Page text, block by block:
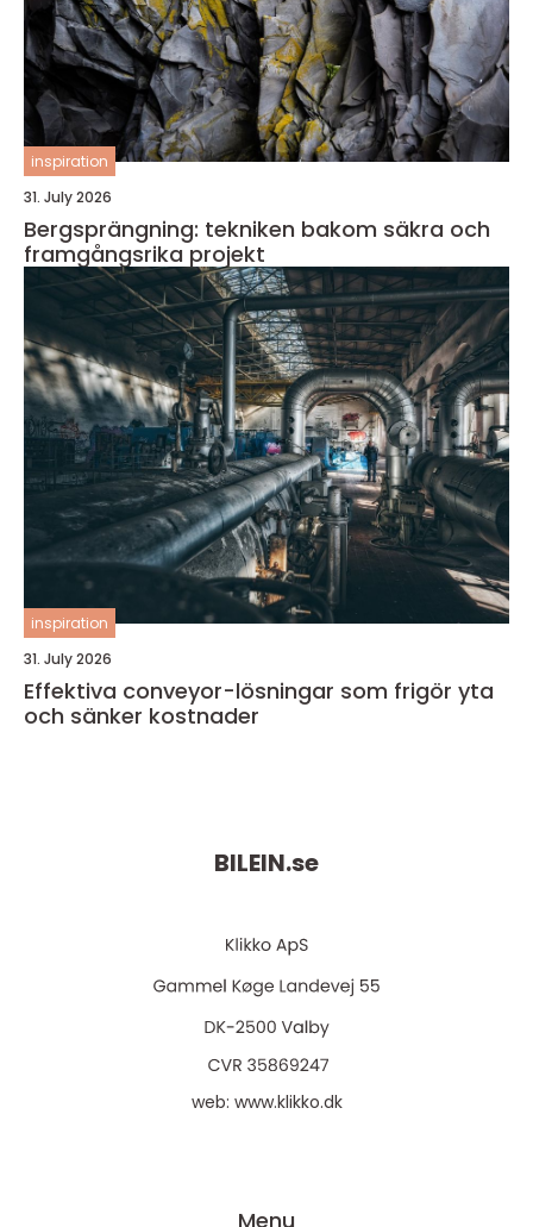
inspiration
31. July 2026
Bergsprängning: tekniken bakom säkra och
framgångsrika projekt
inspiration
31. July 2026
Effektiva conveyor-lösningar som frigör yta
och sänker kostnader
BILEIN.se
web: www.klikko.dk
Menu